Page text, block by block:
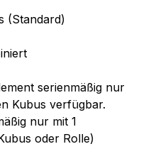
(Standard)
serienmäßig nur
Kubus verfügbar.
nur mit 1
oder Rolle)